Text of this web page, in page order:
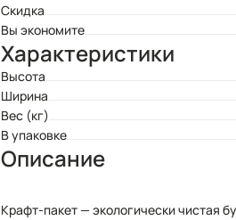
Скидка
Вы экономите
Характеристики
Высота
Ширина
Вес (кг)
В упаковке
Описание
Крафт-пакет — экологически чистая